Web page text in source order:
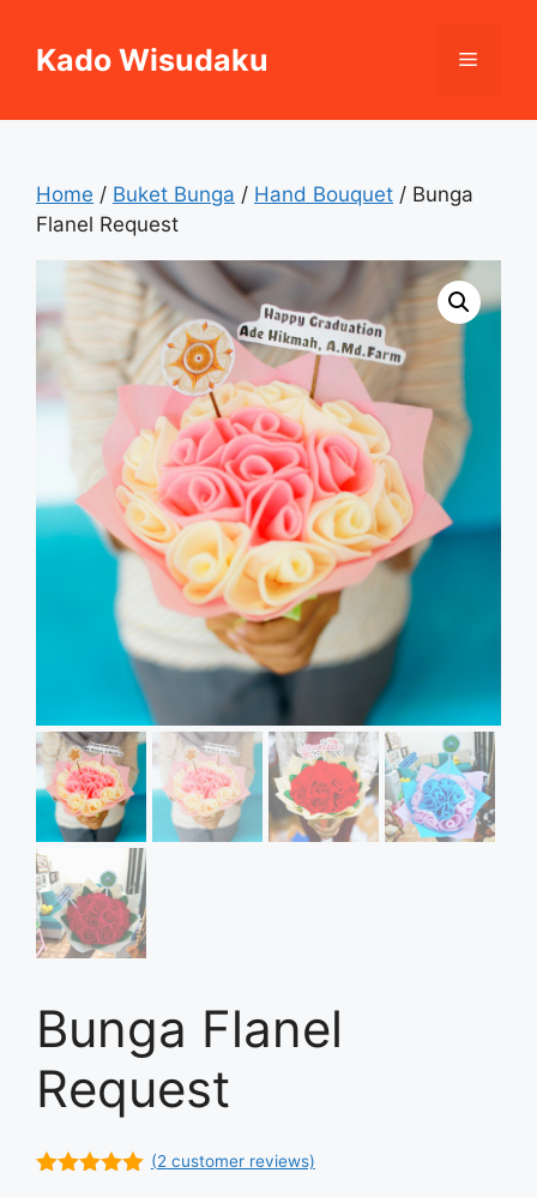
contentKado Wisudaku Menu
Home / Buket Bunga / Hand Bouquet / Bunga
Flanel Request
Bunga Flanel
Request
(2 customer reviews)